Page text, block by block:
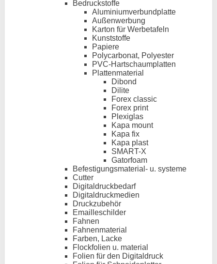
Bedruckstoffe
Aluminiumverbundplatte
Außenwerbung
Karton für Werbetafeln
Kunststoffe
Papiere
Polycarbonat, Polyester
PVC-Hartschaumplatten
Plattenmaterial
Dibond
Dilite
Forex classic
Forex print
Plexiglas
Kapa mount
Kapa fix
Kapa plast
SMART-X
Gatorfoam
Befestigungsmaterial- u. systeme
Cutter
Digitaldruckbedarf
Digitaldruckmedien
Druckzubehör
Emailleschilder
Fahnen
Fahnenmaterial
Farben, Lacke
Flockfolien u. material
Folien für den Digitaldruck